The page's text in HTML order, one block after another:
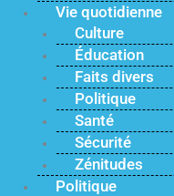
Vie quotidienne
Culture
Éducation
Faits divers
Politique
Santé
Sécurité
Zénitudes
Politique